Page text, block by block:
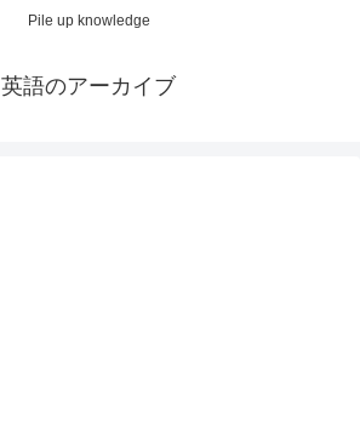
Pile up knowledge
英語のアーカイブ